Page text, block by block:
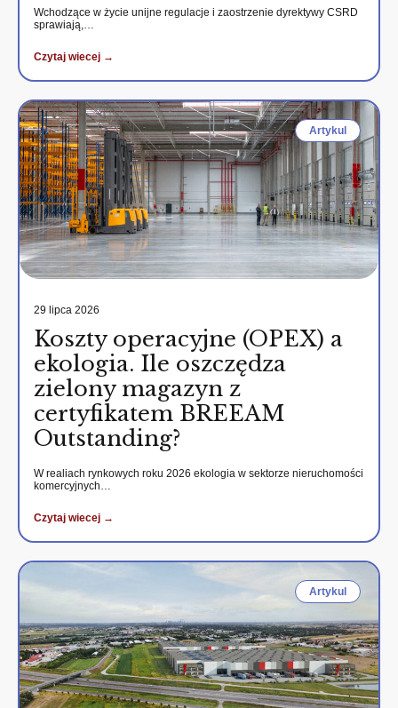
Wchodzące w życie unijne regulacje i zaostrzenie dyrektywy CSRD
sprawiają,…
Czytaj wiecej →
Artykul
29 lipca 2026
Koszty operacyjne (OPEX) a
ekologia. Ile oszczędza
zielony magazyn z
certyfikatem BREEAM
Outstanding?
W realiach rynkowych roku 2026 ekologia w sektorze nieruchomości
komercyjnych…
Czytaj wiecej →
Artykul